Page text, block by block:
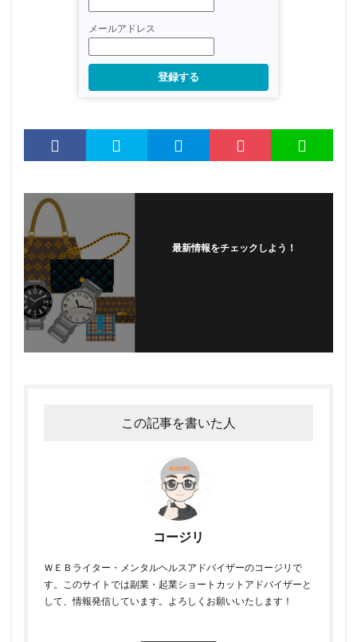
メールアドレス
登録する
最新情報をチェックしよう！
この記事を書いた人
コージリ
ＷＥＢライター・メンタルヘルスアドバイザーのコージリで
す。このサイトでは副業・起業ショートカットアドバイザーと
して、情報発信しています。よろしくお願いいたします！